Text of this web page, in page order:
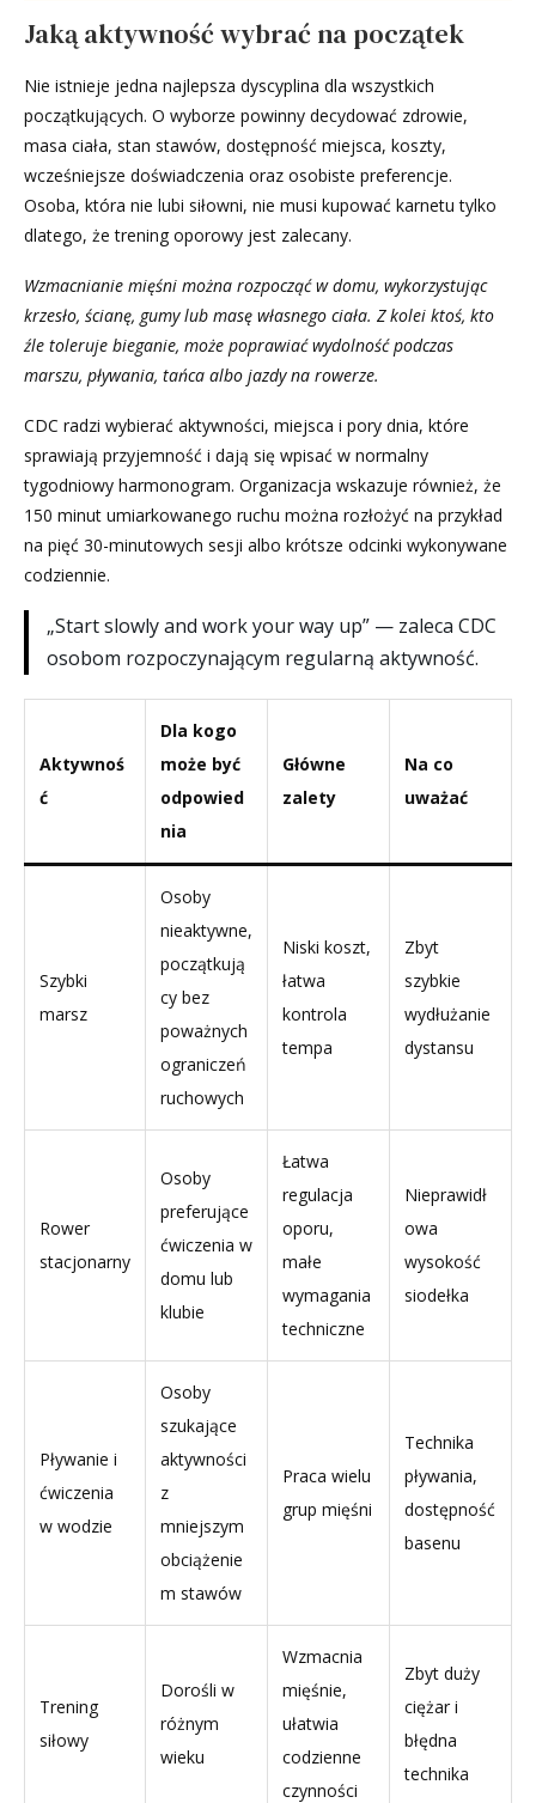
Jaką aktywność wybrać na początek
Nie istnieje jedna najlepsza dyscyplina dla wszystkich
początkujących. O wyborze powinny decydować zdrowie,
masa ciała, stan stawów, dostępność miejsca, koszty,
wcześniejsze doświadczenia oraz osobiste preferencje.
Osoba, która nie lubi siłowni, nie musi kupować karnetu tylko
dlatego, że trening oporowy jest zalecany.
Wzmacnianie mięśni można rozpocząć w domu, wykorzystując
krzesło, ścianę, gumy lub masę własnego ciała. Z kolei ktoś, kto
źle toleruje bieganie, może poprawiać wydolność podczas
marszu, pływania, tańca albo jazdy na rowerze.
CDC radzi wybierać aktywności, miejsca i pory dnia, które
sprawiają przyjemność i dają się wpisać w normalny
tygodniowy harmonogram. Organizacja wskazuje również, że
150 minut umiarkowanego ruchu można rozłożyć na przykład
na pięć 30-minutowych sesji albo krótsze odcinki wykonywane
codziennie.
„Start slowly and work your way up” — zaleca CDC
osobom rozpoczynającym regularną aktywność.
Aktywnoś
ć
Dla kogo
może być
odpowied
nia
Główne
zalety
Na co
uważać
Szybki
marsz
Osoby
nieaktywne,
początkują
cy bez
poważnych
ograniczeń
ruchowych
Niski koszt,
łatwa
kontrola
tempa
Zbyt
szybkie
wydłużanie
dystansu
Rower
stacjonarny
Osoby
preferujące
ćwiczenia w
domu lub
klubie
Łatwa
regulacja
oporu,
małe
wymagania
techniczne
Nieprawidł
owa
wysokość
siodełka
Pływanie i
ćwiczenia
w wodzie
Osoby
szukające
aktywności
z
mniejszym
obciążenie
m stawów
Praca wielu
grup mięśni
Technika
pływania,
dostępność
basenu
Trening
siłowy
Dorośli w
różnym
wieku
Wzmacnia
mięśnie,
ułatwia
codzienne
czynności
Zbyt duży
ciężar i
błędna
technika